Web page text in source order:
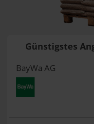
Günstigstes
BayWa AG